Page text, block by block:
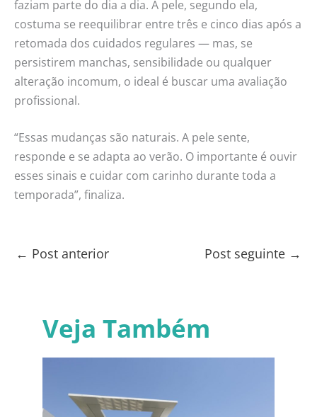
faziam parte do dia a dia. A pele, segundo ela,
costuma se reequilibrar entre três e cinco dias após a
retomada dos cuidados regulares — mas, se
persistirem manchas, sensibilidade ou qualquer
alteração incomum, o ideal é buscar uma avaliação
profissional.
“Essas mudanças são naturais. A pele sente,
responde e se adapta ao verão. O importante é ouvir
esses sinais e cuidar com carinho durante toda a
temporada”, finaliza.
← Post anterior Post seguinte →
Veja Também